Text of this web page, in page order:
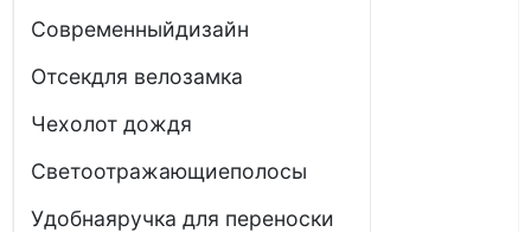
Современныйдизайн
Отсекдля велозамка
Чехолот дождя
Светоотражающиеполосы
Удобнаяручка для переноски